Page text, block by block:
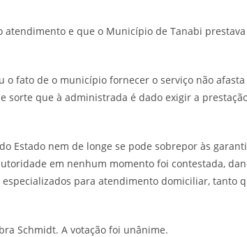
e que o Município de Tanabi
fato de o município fornecer o serviço não afasta
sorte que à administrada é dado exigir a
Estado nem de longe se pode sobrepor às
em nenhum momento foi contestada,
para atendimento domiciliar, tanto
Schmidt. A votação foi unânime.